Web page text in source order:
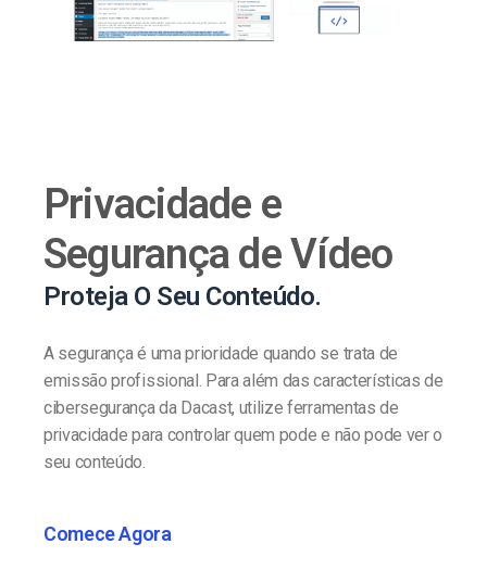
Privacidade e
Segurança de Vídeo
Proteja O Seu Conteúdo.
A segurança é uma prioridade quando se trata de
emissão profissional. Para além das características de
cibersegurança da Dacast, utilize ferramentas de
privacidade para controlar quem pode e não pode ver o
seu conteúdo.
Comece Agora